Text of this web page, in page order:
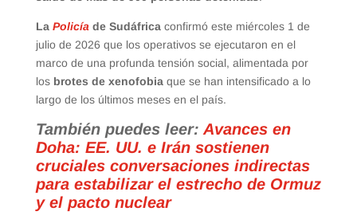
La Policía de Sudáfrica confirmó este miércoles 1 de
julio de 2026 que los operativos se ejecutaron en el
marco de una profunda tensión social, alimentada por
los brotes de xenofobia que se han intensificado a lo
largo de los últimos meses en el país.
También puedes leer: Avances en
Doha: EE. UU. e Irán sostienen
cruciales conversaciones indirectas
para estabilizar el estrecho de Ormuz
y el pacto nuclear